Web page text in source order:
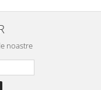
noastre